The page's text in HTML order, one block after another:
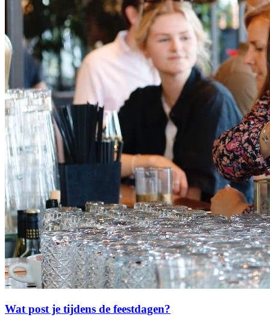
Wat post je tijdens de feestdagen?